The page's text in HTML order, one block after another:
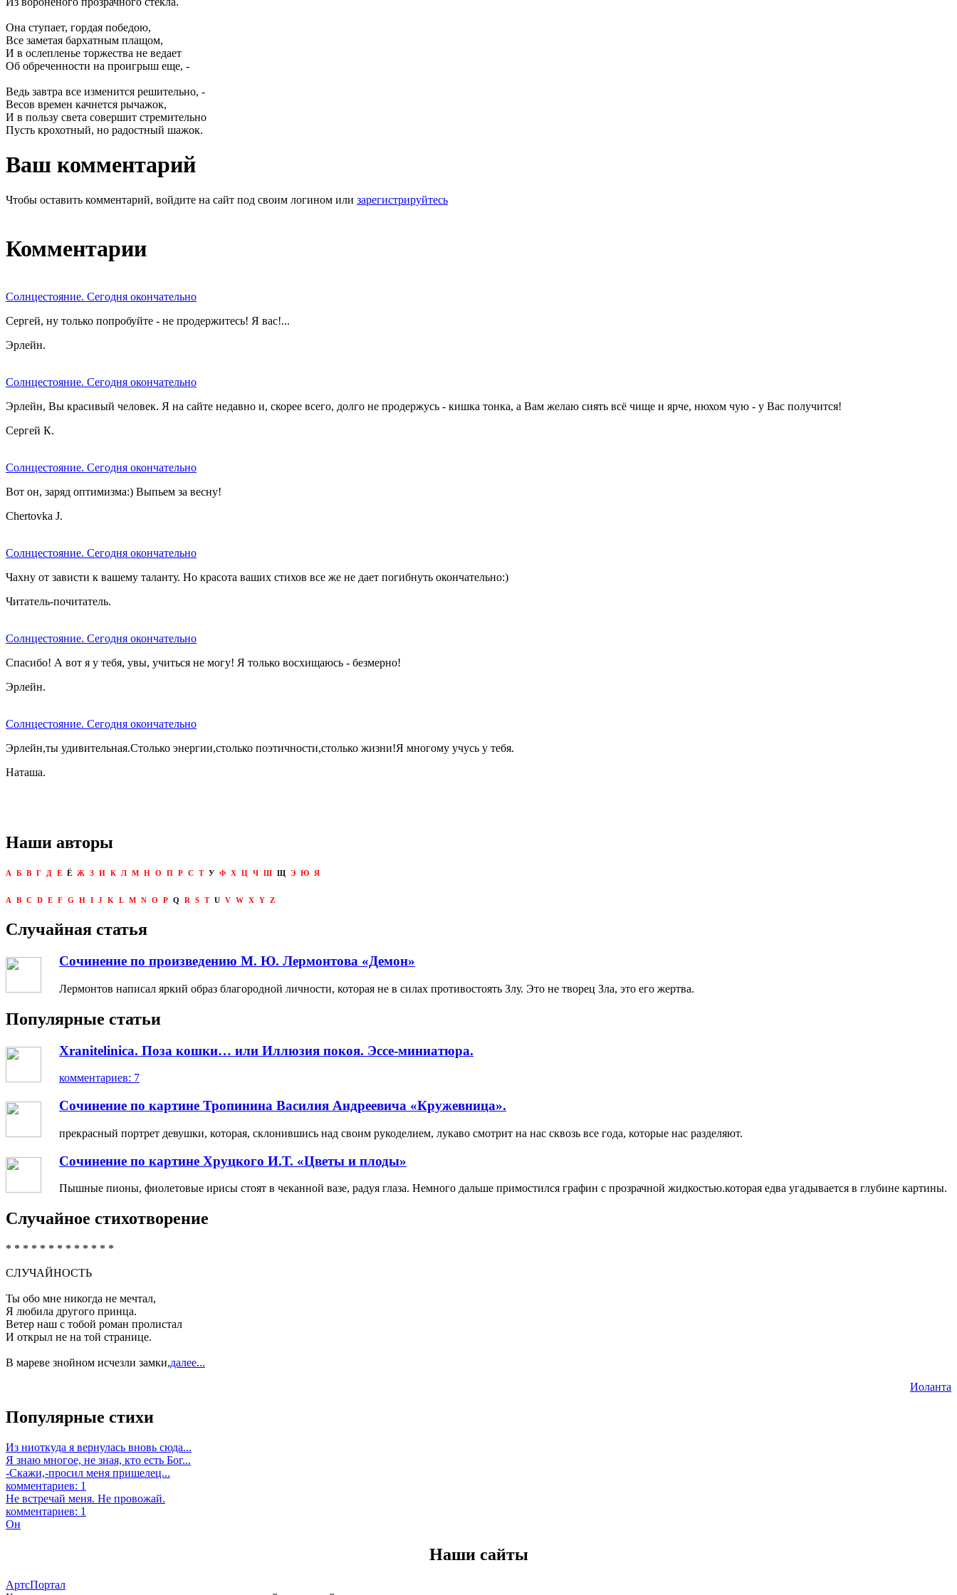
Она ступает, гордая победою,
Все заметая бархатным плащом,
И в ослепленье торжества не ведает
Об обреченности на проигрыш еще, -
Ведь завтра все изменится решительно, -
Весов времен качнется рычажок,
И в пользу света совершит стремительно
Пусть крохотный, но радостный шажок.
Ваш комментарий
Чтобы оставить комментарий, войдите на сайт под своим логином или зарегистрируйтесь
Комментарии
Солнцестояние. Сегодня окончательно
Сергей, ну только попробуйте - не продержитесь! Я вас!...
Эрлейн.
Солнцестояние. Сегодня окончательно
Эрлейн, Вы красивый человек. Я на сайте недавно и, скорее всего, долго не продержусь - кишка тонка, а Вам желаю сиять всё чище и ярче, нюхом чую - у Вас получится!
Сергей К.
Солнцестояние. Сегодня окончательно
Вот он, заряд оптимизма:) Выпьем за весну!
Chertovka J.
Солнцестояние. Сегодня окончательно
Чахну от зависти к вашему таланту. Но красота ваших стихов все же не дает погибнуть окончательно:)
Читатель-почитатель.
Солнцестояние. Сегодня окончательно
Спасибо! А вот я у тебя, увы, учиться не могу! Я только восхищаюсь - безмерно!
Эрлейн.
Солнцестояние. Сегодня окончательно
Эрлейн,ты удивительная.Столько энергии,столько поэтичности,столько жизни!Я многому учусь у тебя.
Наташа.
Наши авторы
А Б В Г Д Е Ё Ж З И К Л М Н О П Р С Т У Ф Х Ц Ч Ш Щ Э Ю Я
A B C D E F G H I J K L M N O P Q R S T U V W X Y Z
Случайная статья
Сочинение по произведению М. Ю. Лермонтова «Демон»
Лермонтов написал яркий образ благородной личности, которая не в силах противостоять Злу. Это не творец Зла, это его жертва.
Популярные статьи
Xranitelinica. Поза кошки… или Иллюзия покоя. Эссе-миниатюра.
комментариев: 7
Сочинение по картине Тропинина Василия Андреевича «Кружевница».
прекрасный портрет девушки, которая, склонившись над своим рукоделием, лукаво смотрит на нас сквозь все года, которые нас разделяют.
Сочинение по картине Хруцкого И.Т. «Цветы и плоды»
Пышные пионы, фиолетовые ирисы стоят в чеканной вазе, радуя глаза. Немного дальше примостился графин с прозрачной жидкостью.которая едва угадывается в глубине картины.
Случайное стихотворение
* * * * * * * * * * * * *
СЛУЧАЙНОСТЬ
Ты обо мне никогда не мечтал,
Я любила другого принца.
Ветер наш с тобой роман пролистал
И открыл не на той странице.
В мареве знойном исчезли замки,далее...
Иоланта
Популярные стихи
Из ниоткуда я вернулась вновь сюда...
Я знаю многое, не зная, кто есть Бог...
-Скажи,-просил меня пришелец...
комментариев: 1
Не встречай меня. Не провожай.
комментариев: 1
Он
Наши сайты
АртсПортал